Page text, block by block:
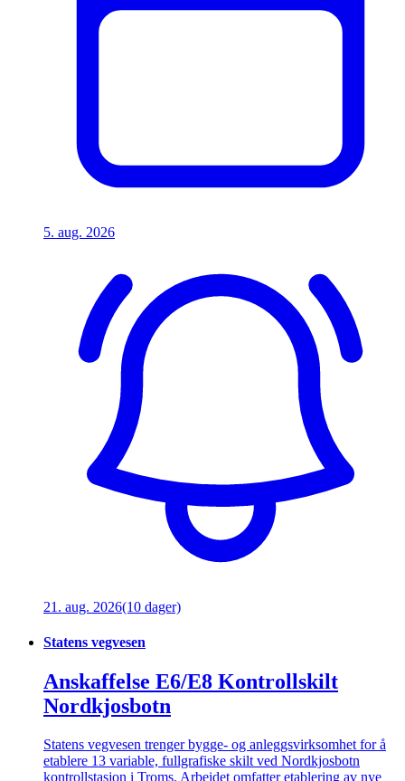
5. aug. 2026
21. aug. 2026(10 dager)
Statens vegvesen
Anskaffelse E6/E8 Kontrollskilt
Nordkjosbotn
Statens vegvesen trenger bygge- og anleggsvirksomhet for å
etablere 13 variable, fullgrafiske skilt ved Nordkjosbotn
kontrollstasjon i Troms. Arbeidet omfatter etablering av nye